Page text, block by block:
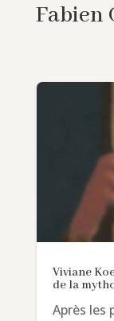
Fabien
Viviane
de la
Après les